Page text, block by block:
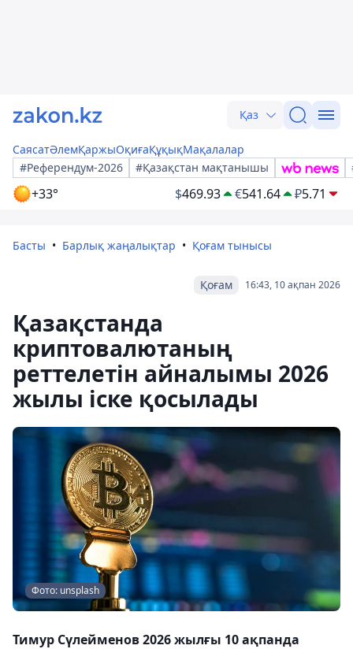
Қаз
СаясатӘлемҚаржыОқиғаҚұқықМақалалар
#Референдум-2026
#Қазақстан мақтанышы
+33° $469.93 €541.64 ₽5.71
Басты Барлық жаңалықтар Қоғам тынысы
16:43, 10 ақпан 2026
Қоғам
Қазақстанда
криптовалютаның
реттелетін айналымы 2026
жылы іске қосылады
Фото: unsplash
Тимур Сүлейменов 2026 жылғы 10 ақпанда